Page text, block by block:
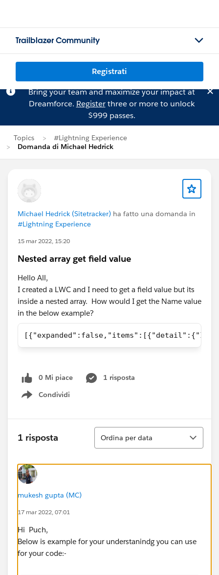
Trailblazer Community
Registrati
Bring your team and maximize your impact at
Dreamforce. Registerthree or more to unlock
$999 passes.
Topics
#Lightning Experience
Domanda di Michael Hedrick
Michael Hedrick (Sitetracker) ha fatto una domanda in
#Lightning Experience
15 mar 2022, 15:20
Nested array get field value
Hello All,
I created a LWC and I need to get a field value but its
inside a nested array. How would I get the Name value
in the below example?
0 Mi piace
1 risposta
Condividi
Show menu
1 risposta
Ordina
Ordina per data
mukesh gupta (MC)
17 mar 2022, 07:01
Hi Puch,
Below is example for your understanindg you can use
for your code:-